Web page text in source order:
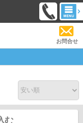
お問合せ
む